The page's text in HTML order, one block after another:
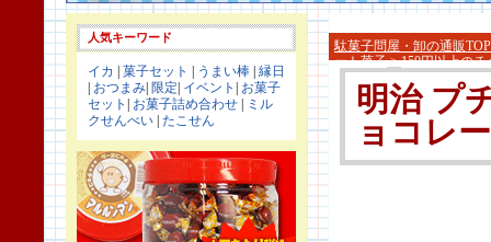
人気キーワード
イカ 菓子セット うまい棒 縁日
おつまみ 限定 イベント
お菓子
セット
お菓子詰め合わせ
ミル
クせんべい たこせん
駄菓子問屋・卸の通販TOP
ート菓子>150円以上のチ
明治 プ
ョコレ